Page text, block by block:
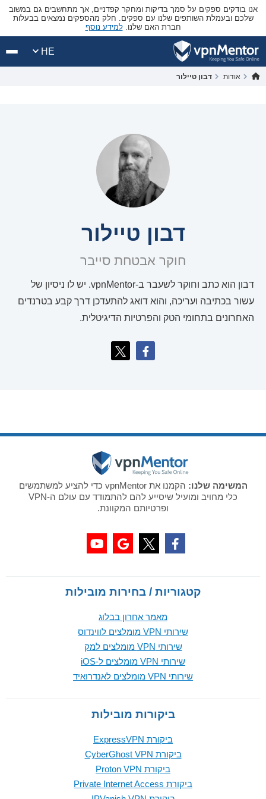
אנו בודקים ספקים על סמך בדיקות ומחקר קפדניים, אך מתחשבים גם במשוב
שלכם ובעמלת השותפים שלנו עם ספקים. חלק מהספקים נמצאים בבעלות
חברת האם שלנו.למידע נוסף
HE
אודות דבון טיילור
דבון טיילור
חוקר אבטחת סייבר
דבון הוא כתב וחוקר לשעבר ב-vpnMentor. יש לו ניסיון של
עשור בכתיבה ועריכה, והוא דואג להתעדכן דרך קבע בטרנדים
האחרונים בתחומי הטק והפרטיות הדיגיטלית.
המשימה שלנו:
הקמנו את vpnMentor כדי להציע למשתמשים
כלי מחויב ומועיל שיסייע להם להתמודד עם עולם ה-VPN
ופרטיותם המקוונת.
קטגוריות / בחירות מובילות
מאמר אחרון בבלוג
שירותי VPN מומלצים לווינדוס
שירותי VPN מומלצים למק
שירותי VPN מומלצים ל-iOS
שירותי VPN מומלצים לאנדרואיד
ביקורות מובילות
ביקורת ExpressVPN
ביקורת CyberGhost VPN
ביקורת Proton VPN
ביקורת Private Internet Access